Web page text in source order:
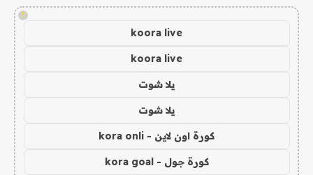
!
koora live
koora live
يلا شوت
يلا شوت
كورة اون لاين - kora onli
كورة جول - kora goal